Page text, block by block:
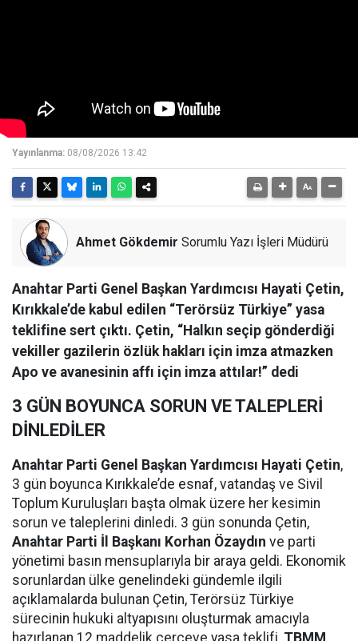
Yayınlanma: 08/08/2026 13:42
Ahmet Gökdemir Sorumlu Yazı İşleri Müdürü
Anahtar Parti Genel Başkan Yardımcısı Hayati Çetin,
Kırıkkale’de kabul edilen “Terörsüz Türkiye” yasa
teklifine sert çıktı. Çetin, “Halkın seçip gönderdiği
vekiller gazilerin özlük hakları için imza atmazken
Apo ve avanesinin affı için imza attılar!” dedi
3 GÜN BOYUNCA SORUN VE TALEPLERİ
DİNLEDİLER
Anahtar Parti Genel Başkan Yardımcısı Hayati Çetin,
3 gün boyunca Kırıkkale’de esnaf, vatandaş ve Sivil
Toplum Kuruluşları başta olmak üzere her kesimin
sorun ve taleplerini dinledi. 3 gün sonunda Çetin,
Anahtar Parti İl Başkanı Korhan Özaydın ve parti
yönetimi basın mensuplarıyla bir araya geldi. Ekonomik
sorunlardan ülke genelindeki gündemle ilgili
açıklamalarda bulunan Çetin, Terörsüz Türkiye
sürecinin hukuki altyapısını oluşturmak amacıyla